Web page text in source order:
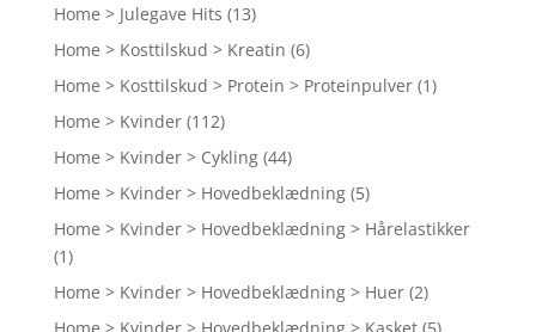
Home > Julegave Hits (13)
Home > Kosttilskud > Kreatin (6)
Home > Kosttilskud > Protein > Proteinpulver (1)
Home > Kvinder (112)
Home > Kvinder > Cykling (44)
Home > Kvinder > Hovedbeklædning (5)
Home > Kvinder > Hovedbeklædning > Hårelastikker
(1)
Home > Kvinder > Hovedbeklædning > Huer (2)
Home > Kvinder > Hovedbeklædning > Kasket (5)